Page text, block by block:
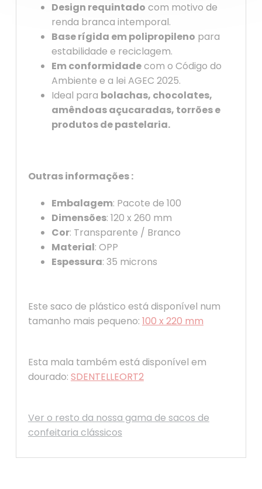
Design requintado com motivo de
renda branca intemporal.
Base rígida em polipropileno para
estabilidade e reciclagem.
Em conformidadecom o Código do
Ambiente e a lei AGEC 2025.
Ideal para bolachas, chocolates,
amêndoas açucaradas, torrões e
produtos de pastelaria.
Outras informações :
Embalagem: Pacote de 100
Dimensões: 120 x 260 mm
Cor: Transparente / Branco
Material: OPP
Espessura: 35 microns
Este saco de plástico está disponível num
tamanho mais pequeno: 100 x 220 mm
Esta mala também está disponível em
dourado: SDENTELLEORT2
Ver o resto da nossa gama de sacos de
confeitaria clássicos